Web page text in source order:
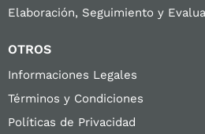
Elaboración, Seguimiento y
OTROS
Informaciones Legales
Términos y Condiciones
Políticas de Privacidad